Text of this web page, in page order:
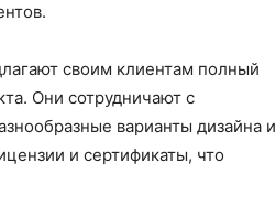
своим клиентам полный
Они сотрудничают с
варианты дизайна и
и сертификаты, что